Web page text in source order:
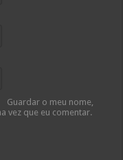
Guardar o meu nome,
vez que eu comentar.